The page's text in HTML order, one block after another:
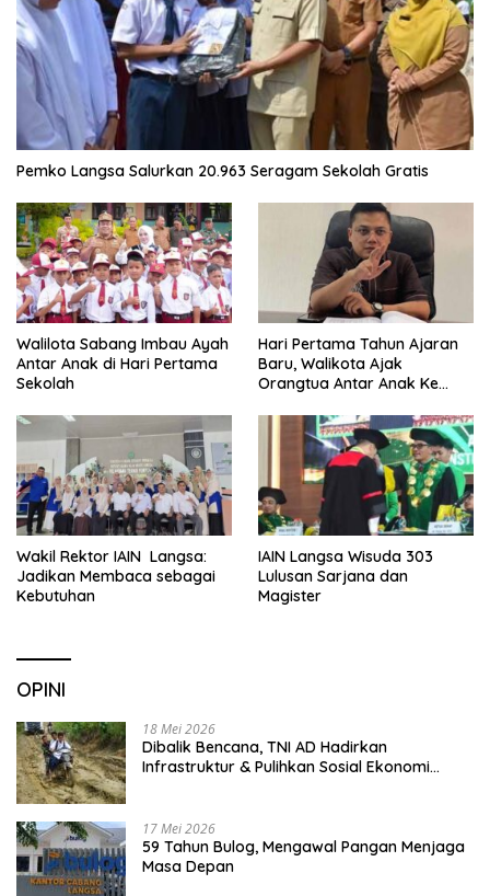
Pemko Langsa Salurkan 20.963 Seragam Sekolah Gratis
Walilota Sabang Imbau Ayah
Antar Anak di Hari Pertama
Sekolah
Hari Pertama Tahun Ajaran
Baru, Walikota Ajak
Orangtua Antar Anak Ke
Wakil Rektor IAIN Langsa:
Jadikan Membaca sebagai
Kebutuhan
IAIN Langsa Wisuda 303
Lulusan Sarjana dan
Magister
OPINI
18 Mei 2026
Dibalik Bencana, TNI AD Hadirkan
Infrastruktur & Pulihkan Sosial Ekonomi
17 Mei 2026
59 Tahun Bulog, Mengawal Pangan Menjaga
Masa Depan